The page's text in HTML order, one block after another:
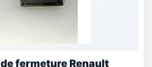
fermeture Renault